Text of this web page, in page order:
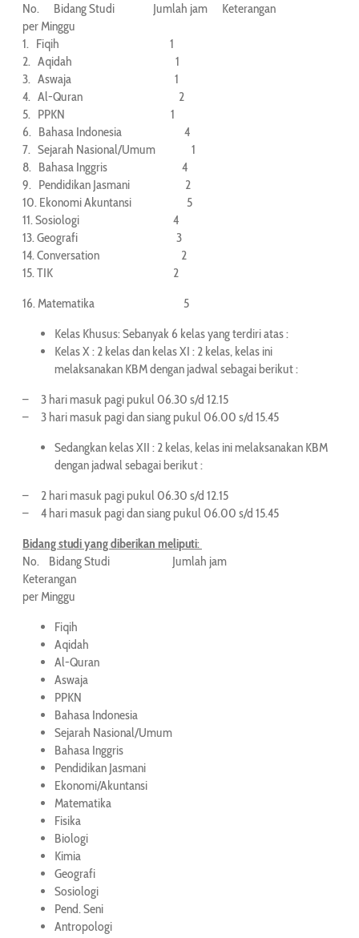
No. Bidang Studi Jumlah jam Keterangan
per Minggu
1. Fiqih 1
2. Aqidah 1
3. Aswaja 1
4. Al-Quran 2
5. PPKN 1
6. Bahasa Indonesia 4
7. Sejarah Nasional/Umum 1
8. Bahasa Inggris 4
9. Pendidikan Jasmani 2
10. Ekonomi Akuntansi 5
11. Sosiologi 4
13. Geografi 3
14. Conversation 2
15. TIK 2
16. Matematika 5
Kelas Khusus: Sebanyak 6 kelas yang terdiri atas :
Kelas X : 2 kelas dan kelas XI : 2 kelas, kelas ini
melaksanakan KBM dengan jadwal sebagai berikut :
– 3 hari masuk pagi pukul 06.30 s/d 12.15
– 3 hari masuk pagi dan siang pukul 06.00 s/d 15.45
Sedangkan kelas XII : 2 kelas, kelas ini melaksanakan KBM
dengan jadwal sebagai berikut :
– 2 hari masuk pagi pukul 06.30 s/d 12.15
– 4 hari masuk pagi dan siang pukul 06.00 s/d 15.45
Bidang studi yang diberikan meliputi:
No. Bidang Studi Jumlah jam
Keterangan
per Minggu
Fiqih
Aqidah
Al-Quran
Aswaja
PPKN
Bahasa Indonesia
Sejarah Nasional/Umum
Bahasa Inggris
Pendidikan Jasmani
Ekonomi/Akuntansi
Matematika
Fisika
Biologi
Kimia
Geografi
Sosiologi
Pend. Seni
Antropologi